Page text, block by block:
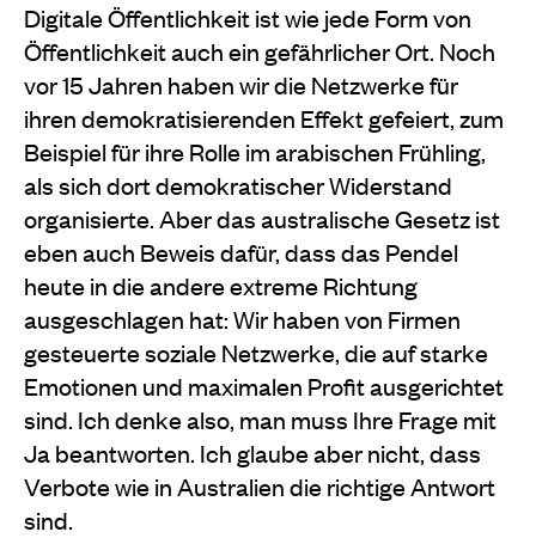
Digitale Öffentlichkeit ist wie jede Form von
Öffentlichkeit auch ein gefährlicher Ort. Noch
vor 15 Jahren haben wir die Netzwerke für
ihren demokratisierenden Effekt gefeiert, zum
Beispiel für ihre Rolle im arabischen Frühling,
als sich dort demokratischer Widerstand
organisierte. Aber das australische Gesetz ist
eben auch Beweis dafür, dass das Pendel
heute in die andere extreme Richtung
ausgeschlagen hat: Wir haben von Firmen
gesteuerte soziale Netzwerke, die auf starke
Emotionen und maximalen Profit ausgerichtet
sind. Ich denke also, man muss Ihre Frage mit
Ja beantworten. Ich glaube aber nicht, dass
Verbote wie in Australien die richtige Antwort
sind.